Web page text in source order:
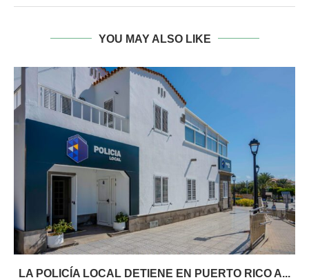
YOU MAY ALSO LIKE
LA POLICÍA LOCAL DETIENE EN PUERTO RICO A...